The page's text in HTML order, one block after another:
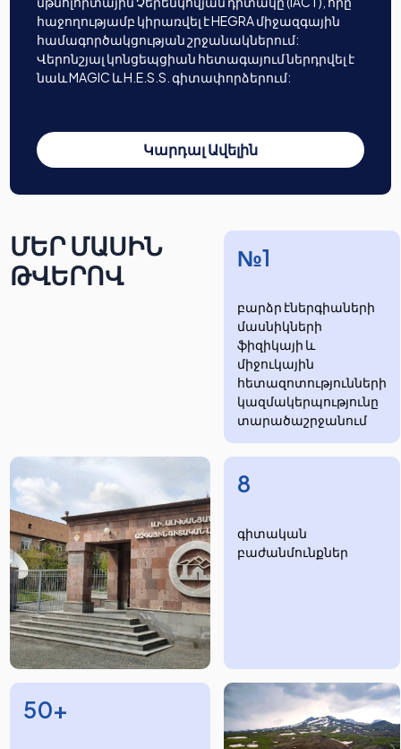
հաջողությամբ կիրառվել է HEGRA միջազգային
համագործակցության շրջանակներում:
Վերոնշյալ կոնցեպցիան հետագայում ներդրվել է
նաև MAGIC և H.E.S.S. գիտափորձերում:
Կարդալ Ավելին
ՄԵՐ ՄԱՍԻՆ
ԹՎԵՐՈՎ
№1
բարձր էներգիաների
մասնիկների
ֆիզիկայի և
միջուկային
հետազոտությունների
​​​​կազմակերպությունը
տարածաշրջանում
8
​​​գիտական
բաժանմունքներ
50+